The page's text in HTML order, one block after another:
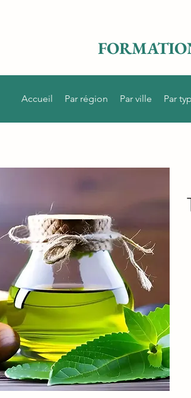
Accueil Par région Par ville Par